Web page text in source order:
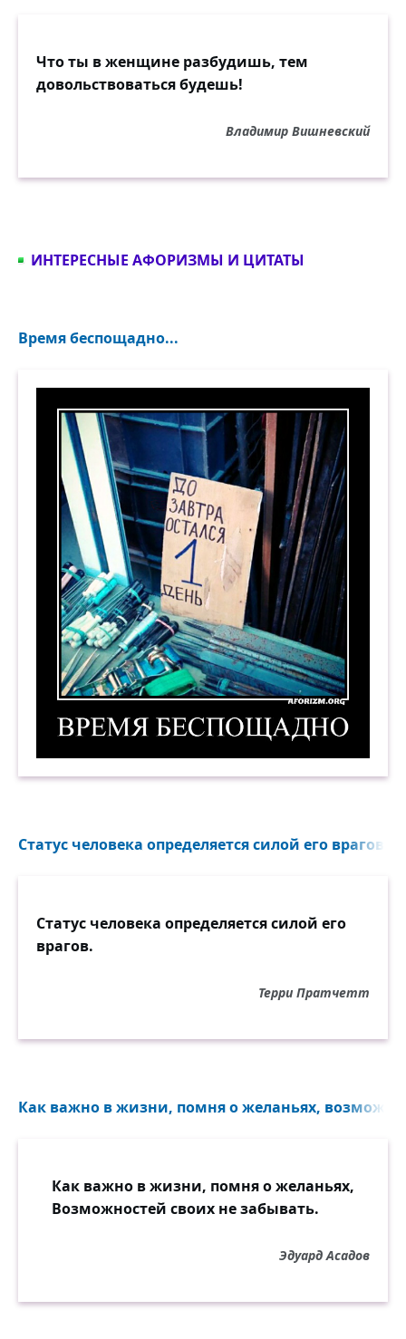
Что ты в женщине разбудишь, тем
довольствоваться будешь!
Владимир Вишневский
ИНТЕРЕСНЫЕ АФОРИЗМЫ И ЦИТАТЫ
Время беспощадно...
Статус человека определяется силой его врагов...
Статус человека определяется силой его
врагов.
Терри Пратчетт
Как важно в жизни, помня о желаньях,
Как важно в жизни, помня о желаньях,
Возможностей своих не забывать.
Эдуард Асадов